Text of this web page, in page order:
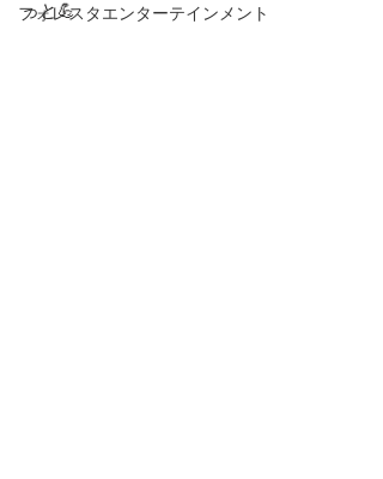
フォレスタエンターテインメント
っと💪